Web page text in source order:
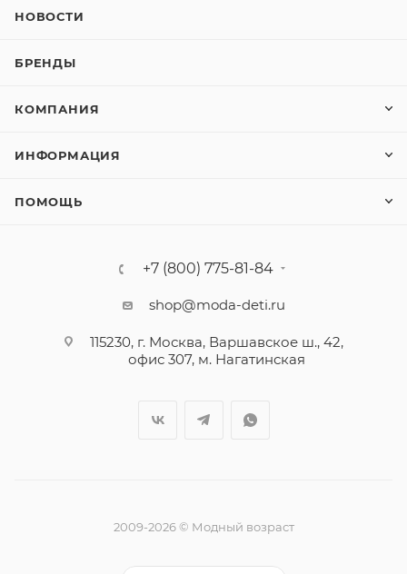
НОВОСТИ
БРЕНДЫ
КОМПАНИЯ
ИНФОРМАЦИЯ
ПОМОЩЬ
+7 (800) 775-81-84
shop@moda-deti.ru
115230, г. Москва, Варшавское ш., 42,
офис 307, м. Нагатинская
2009-2026 © Модный возраст